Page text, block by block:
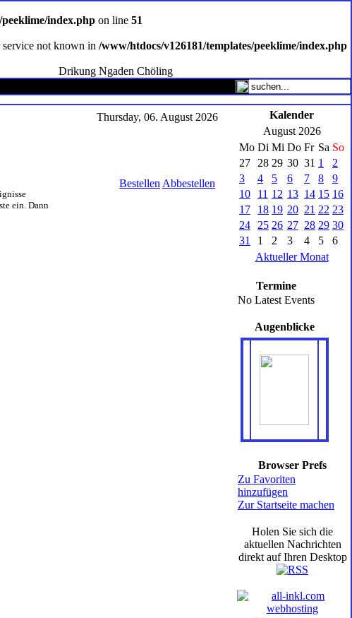
index.php on line 51
service not known in /www/htdocs/v126181/templates/peeklime/index.php
Drikung Ngaden Chöling
Thursday, 06. August 2026
ein. Dann
Bestellen Abbestellen
Kalender
August 2026
Mo Di Mi Do Fr Sa So
27
28 29 30 31 1
2
3
4 5 6 7 8
9
10
11 12 13 14 15 16
17
18 19 20 21 22 23
24
25 26 27 28 29 30
31
1 2 3 4 5
6
Aktueller Monat
Termine
No Latest Events
Augenblicke
Browser Prefs
Zu Favoriten
hinzufügen
Zur Startseite machen
Holen Sie sich die
aktuellen Nachrichten
direkt auf Ihren Desktop